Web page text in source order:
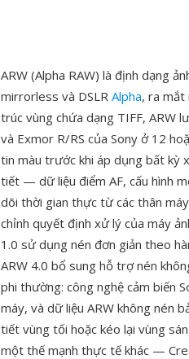
ARW (Alpha RAW) là định dạng
mirrorless và DSLR Alpha, ra mắt
trúc vùng chứa dạng TIFF, ARW
và Exmor R/RS của Sony ở 12
tin màu trước khi áp dụng bất kỳ
tiết — dữ liệu điểm AF, cấu hình
dõi thời gian thực từ các thân
chỉnh quyết định xử lý của máy
1.0 sử dụng nén đơn giản theo
ARW 4.0 bổ sung hỗ trợ nén
phi thường: công nghệ cảm biến
máy, và dữ liệu ARW không nén
tiết vùng tối hoặc kéo lại vùng
một thế mạnh thực tế khác —